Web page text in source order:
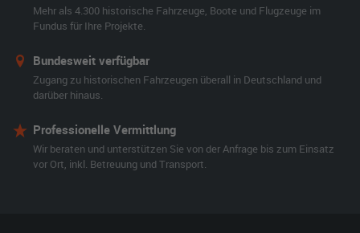
Mehr als 4.300 historische Fahrzeuge, Boote und Flugzeuge im
Fundus für Ihre Projekte.
Bundesweit verfügbar
Zugang zu historischen Fahrzeugen überall in Deutschland und
darüber hinaus.
Professionelle Vermittlung
Wir beraten und unterstützen Sie von der Anfrage bis zum Einsatz
vor Ort, inkl. Betreuung und Transport.